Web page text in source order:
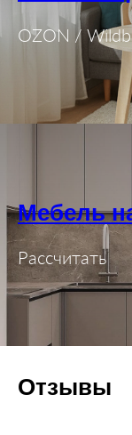
OZON /
Мебель
Рассчитать
Отзывы